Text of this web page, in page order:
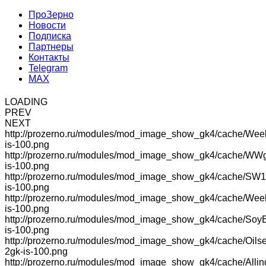
ПроЗерно
Новости
Подписка
Партнеры
Контакты
Telegram
MAX
LOADING
PREV
NEXT
http://prozerno.ru/modules/mod_image_show_gk4/cache/
is-100.png
http://prozerno.ru/modules/mod_image_show_gk4/cache/
is-100.png
http://prozerno.ru/modules/mod_image_show_gk4/cache/
is-100.png
http://prozerno.ru/modules/mod_image_show_gk4/cache/
is-100.png
http://prozerno.ru/modules/mod_image_show_gk4/cache/
is-100.png
http://prozerno.ru/modules/mod_image_show_gk4/cache/
2gk-is-100.png
http://prozerno.ru/modules/mod_image_show_gk4/cache/